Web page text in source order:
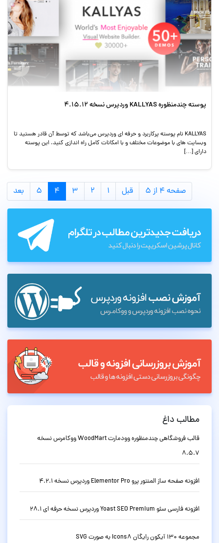
پوسته چندمنظوره KALLYAS وردپرس نسخه 4.15.12
KALLYAS نام پوسته پرکاربرد و حرفه ای وردپرس می‌باشد که توسط آن قادر هستید تا
وبسایت های با موضوعات مختلف و با امکانات کامل راه اندازی کنید. این پوسته
دارای […]
صفحه ۴ از ۵ قبل ۱ ۲ ۳ ۴ ۵ بعد
مطالب داغ
قالب فروشگاهی چندمنظوره وودمارت WoodMart ووکامرس نسخه
8.5.7
افزونه صفحه ساز المنتور پرو Elementor Pro وردپرس نسخه 4.2.1
افزونه فارسی سئو Yoast SEO Premium وردپرس نسخه حرفه ای 28.1
مجموعه 130 آیکون رایگان Icons8 به صورت SVG